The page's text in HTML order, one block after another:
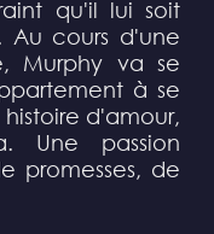
qu'il lui soit
Au cours d'une
Murphy va se
à se
d'amour,
Une passion
promesses, de